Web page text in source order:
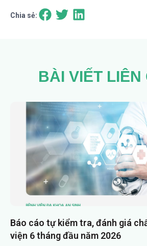
Chia sẻ:
BÀI VIẾT LIÊN
Báo cáo tự kiểm tra, đánh giá
viện 6 tháng đầu năm 2026